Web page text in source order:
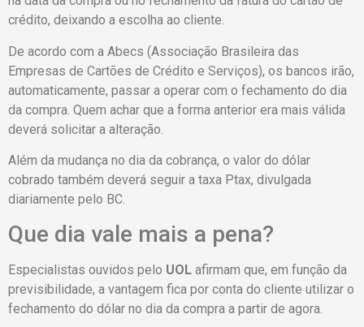
crédito, deixando a escolha ao cliente.
De acordo com a Abecs (Associação Brasileira das
Empresas de Cartões de Crédito e Serviços), os bancos irão,
automaticamente, passar a operar com o fechamento do dia
da compra. Quem achar que a forma anterior era mais válida
deverá solicitar a alteração.
Além da mudança no dia da cobrança, o valor do dólar
cobrado também deverá seguir a taxa Ptax, divulgada
diariamente pelo BC.
Que dia vale mais a pena?
Especialistas ouvidos pelo UOL afirmam que, em função da
previsibilidade, a vantagem fica por conta do cliente utilizar o
fechamento do dólar no dia da compra a partir de agora.